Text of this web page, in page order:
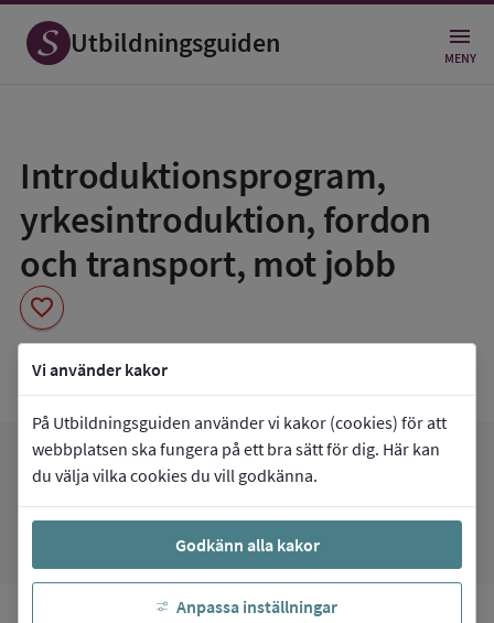
Vi använder kakor
På Utbildningsguiden använder vi kakor (cookies) för att
webbplatsen ska fungera på ett bra sätt för dig. Här kan
du välja vilka cookies du vill godkänna.
Godkänn alla kakor
Anpassa inställningar
Utbildningsguiden MENY
Introduktionsprogram,
yrkesintroduktion, fordon
och transport, mot jobb
favorite
som
favorit
Nils Holgerssongymnasiet i Skurup
Gå tillNils Holgerssongymnasiet i Skuruparrow_forward
Mina favoriterfavorite